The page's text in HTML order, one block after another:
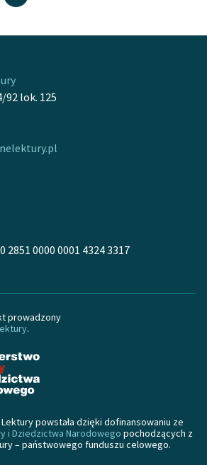
92 lok. 125
2851 0000 0001 4324 3317
prowadzony
.
powstała dzięki dofinansowaniu ze
i Dziedzictwa Narodowego pochodzących z
– państwowego funduszu celowego.